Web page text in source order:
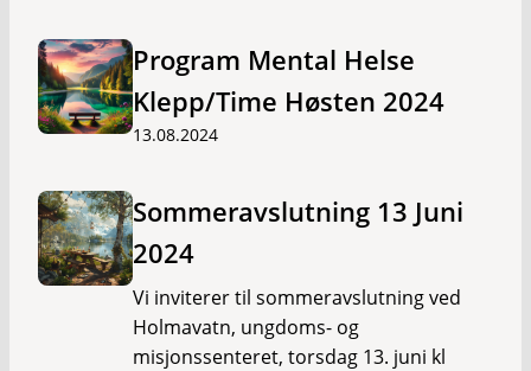
Program Mental Helse
Klepp/Time Høsten 2024
13.08.2024
Sommeravslutning 13 Juni
2024
Vi inviterer til sommeravslutning ved
Holmavatn, ungdoms- og
misjonssenteret, torsdag 13. juni kl